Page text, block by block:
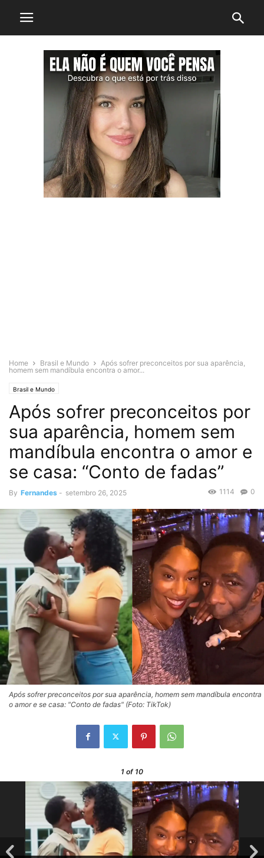
Home Brasil e Mundo
Após sofrer preconceitos por sua aparência,
homem sem mandíbula encontra o amor...
Brasil e Mundo
Após sofrer preconceitos por
sua aparência, homem sem
mandíbula encontra o amor e
se casa: “Conto de fadas”
By Fernandes - setembro 26, 2025 0
1114
Após sofrer preconceitos por sua aparência, homem sem mandíbula encontra
o amor e se casa: "Conto de fadas" (Foto: TikTok)
1 of 10